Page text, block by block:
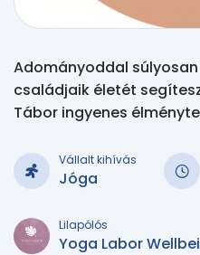
Adományoddal
családjaik életét
Tábor ingyenes
Vállalt kihívás
Jóga
Lilapólós
Yoga Labor